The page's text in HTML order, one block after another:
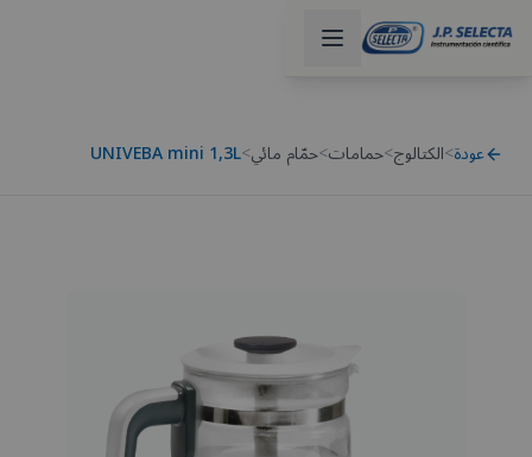
عودة>الكتالوج>حمامات>حمّام مائي>
UNIVEBA mini 1,3L